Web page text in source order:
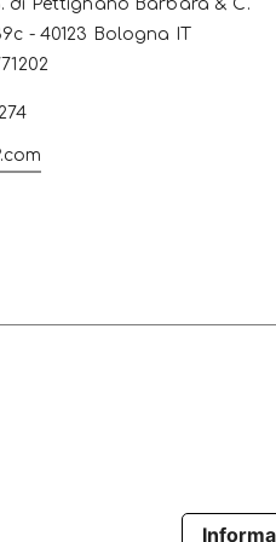
di Pettignano Barbara & C.
- 40123 Bologna IT